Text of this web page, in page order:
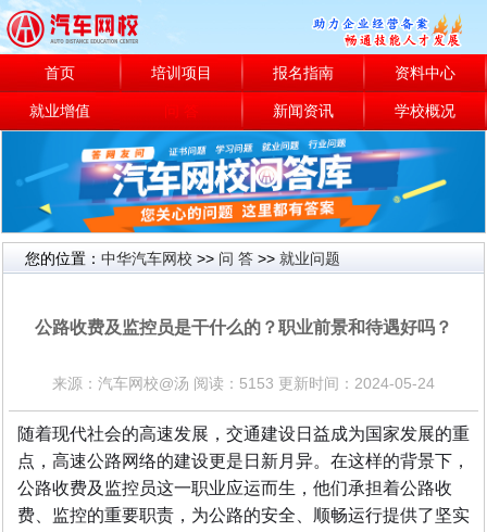
首页 培训项目 报名指南 资料中心
就业增值 问 答 新闻资讯 学校概况
您的位置：中华汽车网校 >> 问 答 >>就业问题
公路收费及监控员是干什么的？职业前景和待遇好吗？
来源：汽车网校@汤 阅读：5153 更新时间：2024-05-24
随着现代社会的高速发展，交通建设日益成为国家发展的重
点，高速公路网络的建设更是日新月异。在这样的背景下，
公路收费及监控员这一职业应运而生，他们承担着公路收
费、监控的重要职责，为公路的安全、顺畅运行提供了坚实